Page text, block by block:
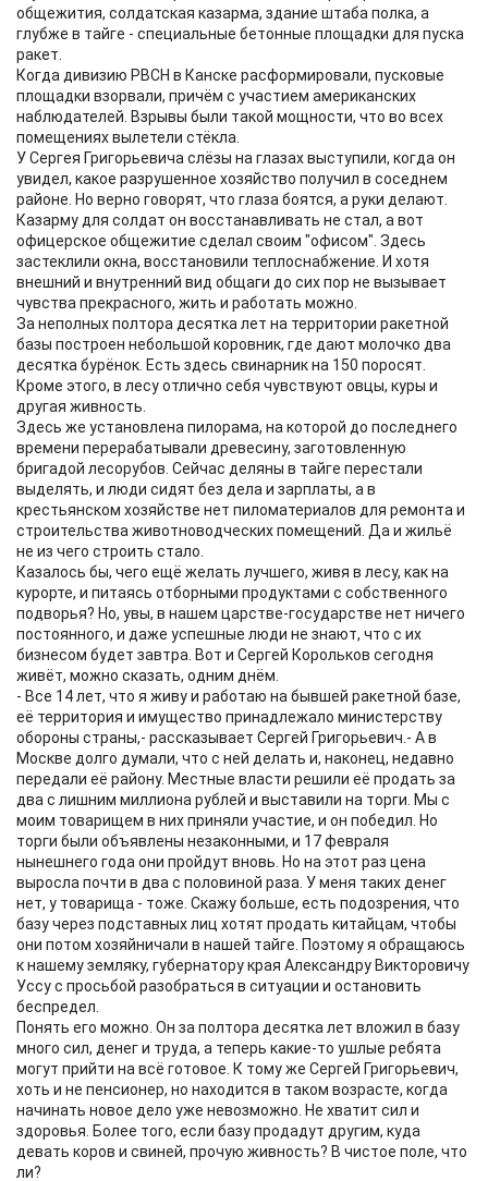
общежития, солдатская казарма, здание штаба полка, а
глубже в тайге - специальные бетонные площадки для пуска
ракет.
Когда дивизию РВСН в Канске расформировали, пусковые
площадки взорвали, причём с участием американских
наблюдателей. Взрывы были такой мощности, что во всех
помещениях вылетели стёкла.
У Сергея Григорьевича слёзы на глазах выступили, когда он
увидел, какое разрушенное хозяйство получил в соседнем
районе. Но верно говорят, что глаза боятся, а руки делают.
Казарму для солдат он восстанавливать не стал, а вот
офицерское общежитие сделал своим "офисом". Здесь
застеклили окна, восстановили теплоснабжение. И хотя
внешний и внутренний вид общаги до сих пор не вызывает
чувства прекрасного, жить и работать можно.
За неполных полтора десятка лет на территории ракетной
базы построен небольшой коровник, где дают молочко два
десятка бурёнок. Есть здесь свинарник на 150 поросят.
Кроме этого, в лесу отлично себя чувствуют овцы, куры и
другая живность.
Здесь же установлена пилорама, на которой до последнего
времени перерабатывали древесину, заготовленную
бригадой лесорубов. Сейчас деляны в тайге перестали
выделять, и люди сидят без дела и зарплаты, а в
крестьянском хозяйстве нет пиломатериалов для ремонта и
строительства животноводческих помещений. Да и жильё
не из чего строить стало.
Казалось бы, чего ещё желать лучшего, живя в лесу, как на
курорте, и питаясь отборными продуктами с собственного
подворья? Но, увы, в нашем царстве-государстве нет ничего
постоянного, и даже успешные люди не знают, что с их
бизнесом будет завтра. Вот и Сергей Корольков сегодня
живёт, можно сказать, одним днём.
- Все 14 лет, что я живу и работаю на бывшей ракетной базе,
её территория и имущество принадлежало министерству
обороны страны,- рассказывает Сергей Григорьевич.- А в
Москве долго думали, что с ней делать и, наконец, недавно
передали её району. Местные власти решили её продать за
два с лишним миллиона рублей и выставили на торги. Мы с
моим товарищем в них приняли участие, и он победил. Но
торги были объявлены незаконными, и 17 февраля
нынешнего года они пройдут вновь. Но на этот раз цена
выросла почти в два с половиной раза. У меня таких денег
нет, у товарища - тоже. Скажу больше, есть подозрения, что
базу через подставных лиц хотят продать китайцам, чтобы
они потом хозяйничали в нашей тайге. Поэтому я обращаюсь
к нашему земляку, губернатору края Александру Викторовичу
Уссу с просьбой разобраться в ситуации и остановить
беспредел.
Понять его можно. Он за полтора десятка лет вложил в базу
много сил, денег и труда, а теперь какие-то ушлые ребята
могут прийти на всё готовое. К тому же Сергей Григорьевич,
хоть и не пенсионер, но находится в таком возрасте, когда
начинать новое дело уже невозможно. Не хватит сил и
здоровья. Более того, если базу продадут другим, куда
девать коров и свиней, прочую живность? В чистое поле, что
ли?